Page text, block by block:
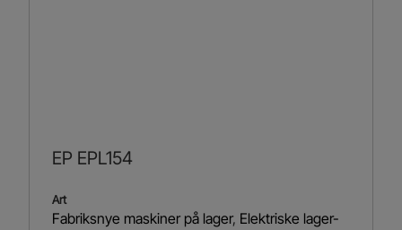
EP EPL154
Art
Fabriksnye maskiner på lager, Elektriske lager-